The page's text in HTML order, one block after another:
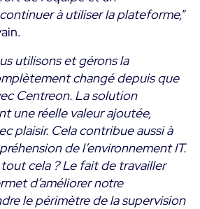
à utiliser la plateforme,”
utilisons et gérons la
changé depuis que
Centreon. La solution
une réelle valeur ajoutée,
plaisir. Cela contribue aussi à
de l’environnement IT.
cela ? Le fait de travailler
d’améliorer notre
le périmètre de la supervision